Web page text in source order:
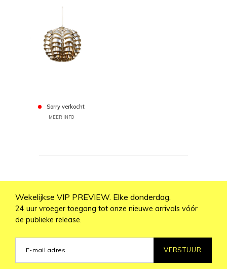
Sorry verkocht
MEER INFO
Wekelijkse VIP PREVIEW. Elke donderdag.
24 uur vroeger toegang tot onze nieuwe arrivals vóór
de publieke release.
VERSTUUR